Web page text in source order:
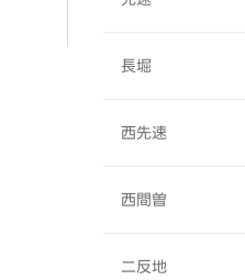
長堀
西先速
西間曽
二反地